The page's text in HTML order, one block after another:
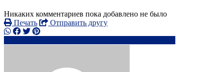
Никаких комментариев пока добавлено не было
Печать
Отправить другу